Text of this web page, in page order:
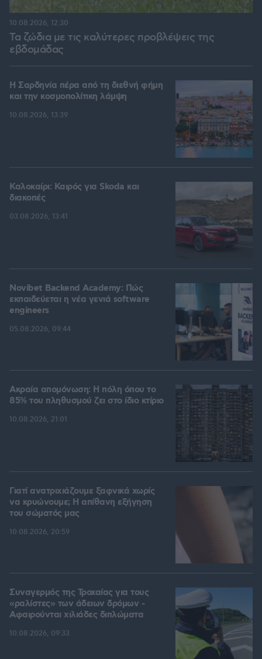
Τα ζώδια με τις καλύτερες προβλέψεις της
εβδομάδας
10.08.2026, 12:30
Η Σαρδηνία πέρα από τη διεθνή φήμη
και την κοσμοπολίτικη λάμψη
10.08.2026, 13:39
Καλοκαίρι: Καιρός για Skoda και
διακοπές
03.08.2026, 13:41
Novibet Backend Academy: Πώς
εκπαιδεύεται η νέα γενιά software
engineers
05.08.2026, 09:44
Ακραία απομόνωση: Η πόλη όπου το
85% του πληθυσμού ζει στο ίδιο κτίριο
10.08.2026, 21:01
Γιατί ανατριχιάζουμε ξαφνικά χωρίς
να κρυώνουμε; Η απίθανη εξήγηση
του σώματός μας
10.08.2026, 20:59
Συναγερμός της Τροχαίας για τους
«ραλίστες» των άδειων δρόμων -
Αφαιρούνται χιλιάδες διπλώματα
10.08.2026, 09:33